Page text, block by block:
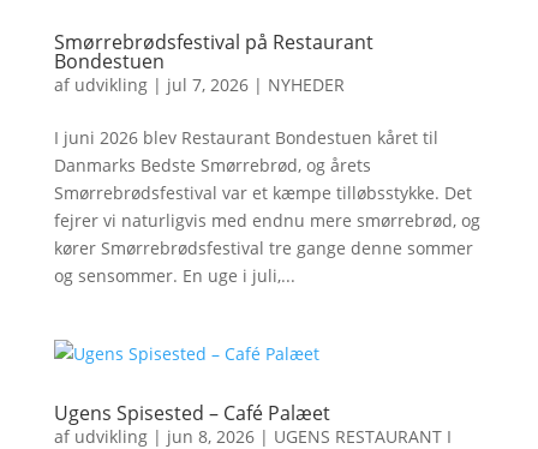
Smørrebrødsfestival på Restaurant
Bondestuen
af udvikling| jul 7, 2026| NYHEDER
I juni 2026 blev Restaurant Bondestuen kåret til
Danmarks Bedste Smørrebrød, og årets
Smørrebrødsfestival var et kæmpe tilløbsstykke. Det
fejrer vi naturligvis med endnu mere smørrebrød, og
kører Smørrebrødsfestival tre gange denne sommer
og sensommer. En uge i juli,...
Ugens Spisested – Café Palæet
af udvikling| jun 8, 2026| UGENS RESTAURANT I